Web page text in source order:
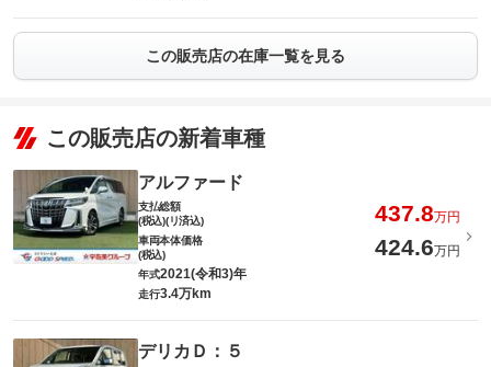
この販売店の在庫一覧を見る
この販売店の新着車種
アルファード
支払総額
(税込)(リ済込)
437.8万円
車両本体価格
(税込)
424.6万円
年式2021(令和3)年
走行3.4万km
デリカＤ：５